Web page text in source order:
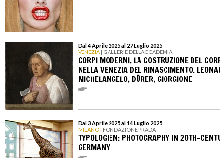
Dal 4 Aprile 2025 al 27 Luglio 2025
VENEZIA | GALLERIE DELL’ACCADEMIA
CORPI MODERNI. LA COSTRUZIONE DEL
NELLA VENEZIA DEL RINASCIMENTO.
MICHELANGELO, DÜRER, GIORGIONE
Dal 3 Aprile 2025 al 14 Luglio 2025
MILANO | FONDAZIONE PRADA
TYPOLOGIEN: PHOTOGRAPHY IN 20TH-
GERMANY